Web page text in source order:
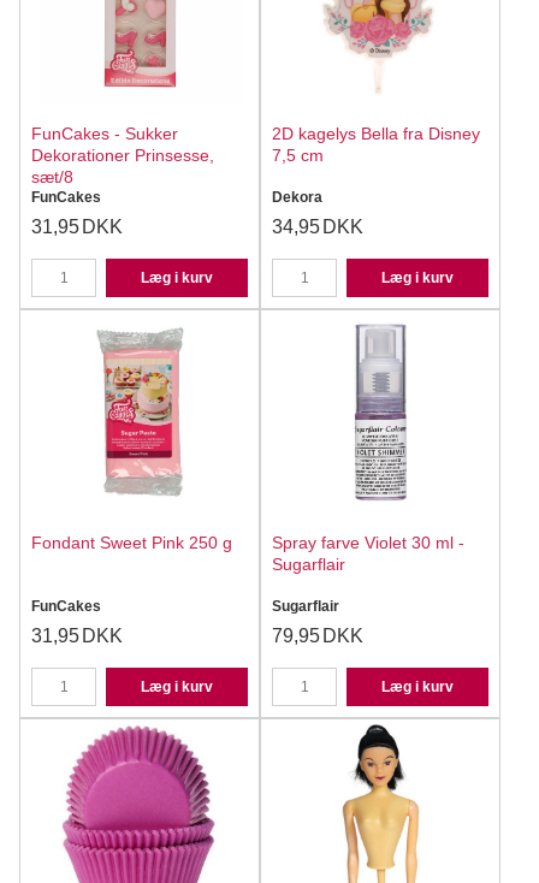
FunCakes - Sukker
Dekorationer Prinsesse,
sæt/8
FunCakes
31,95 DKK
Læg i kurv
2D kagelys Bella fra Disney
7,5 cm
Dekora
34,95 DKK
Læg i kurv
Fondant Sweet Pink 250 g
FunCakes
31,95 DKK
Læg i kurv
Spray farve Violet 30 ml -
Sugarflair
Sugarflair
79,95 DKK
Læg i kurv